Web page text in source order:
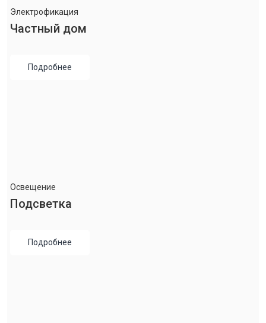
Электрофикация
Частный дом
Подробнее
Освещение
Подсветка
Подробнее